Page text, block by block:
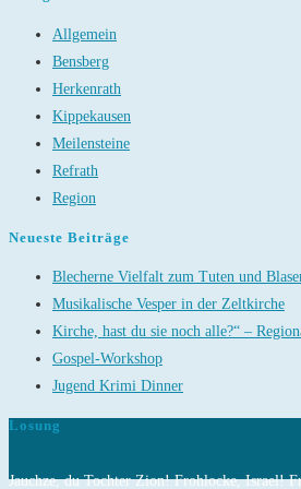
Allgemein
Bensberg
Herkenrath
Kippekausen
Meilensteine
Refrath
Region
Neueste Beiträge
Blecherne Vielfalt zum Tuten und
Musikalische Vesper in der Zeltkirche
Kirche, hast du sie noch alle?“ –
Gospel-Workshop
Jugend Krimi Dinner
Losung
Jauchze, du Tochter Zion! Frohlocke, Israel!